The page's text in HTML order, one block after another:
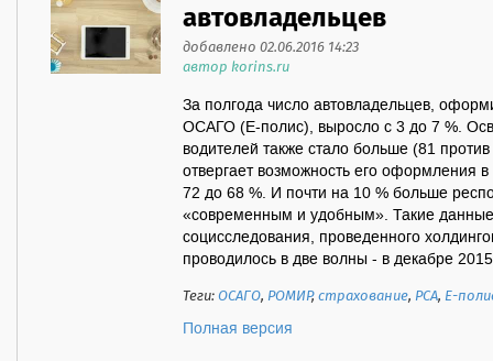
автовладельцев
добавлено 02.06.2016 14:23
автор korins.ru
За полгода число автовладельцев,
ОСАГО (Е-полис), выросло с 3 до 7 %.
водителей также стало больше (81
отвергает возможность его оформления
72 до 68 %. И почти на 10 % больше
«современным и удобным». Такие
социсследования, проведенного
проводилось в две волны - в декабре
Теги:ОСАГО, РОМИР,страхование, РСА, Е-
Полная версия